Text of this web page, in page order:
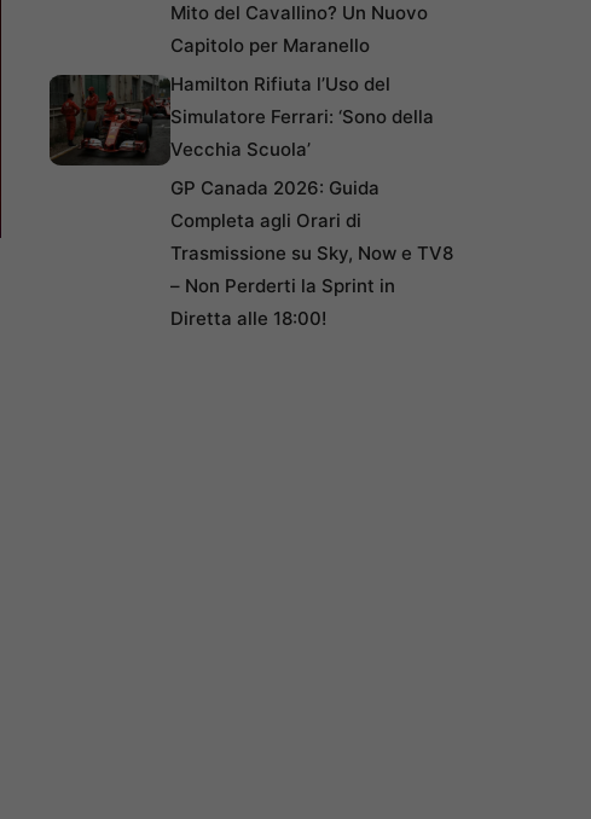
Mito del Cavallino? Un Nuovo
Capitolo per Maranello
Hamilton Rifiuta l’Uso del
Simulatore Ferrari: ‘Sono della
Vecchia Scuola’
GP Canada 2026: Guida
Completa agli Orari di
Trasmissione su Sky, Now e TV8
– Non Perderti la Sprint in
Diretta alle 18:00!